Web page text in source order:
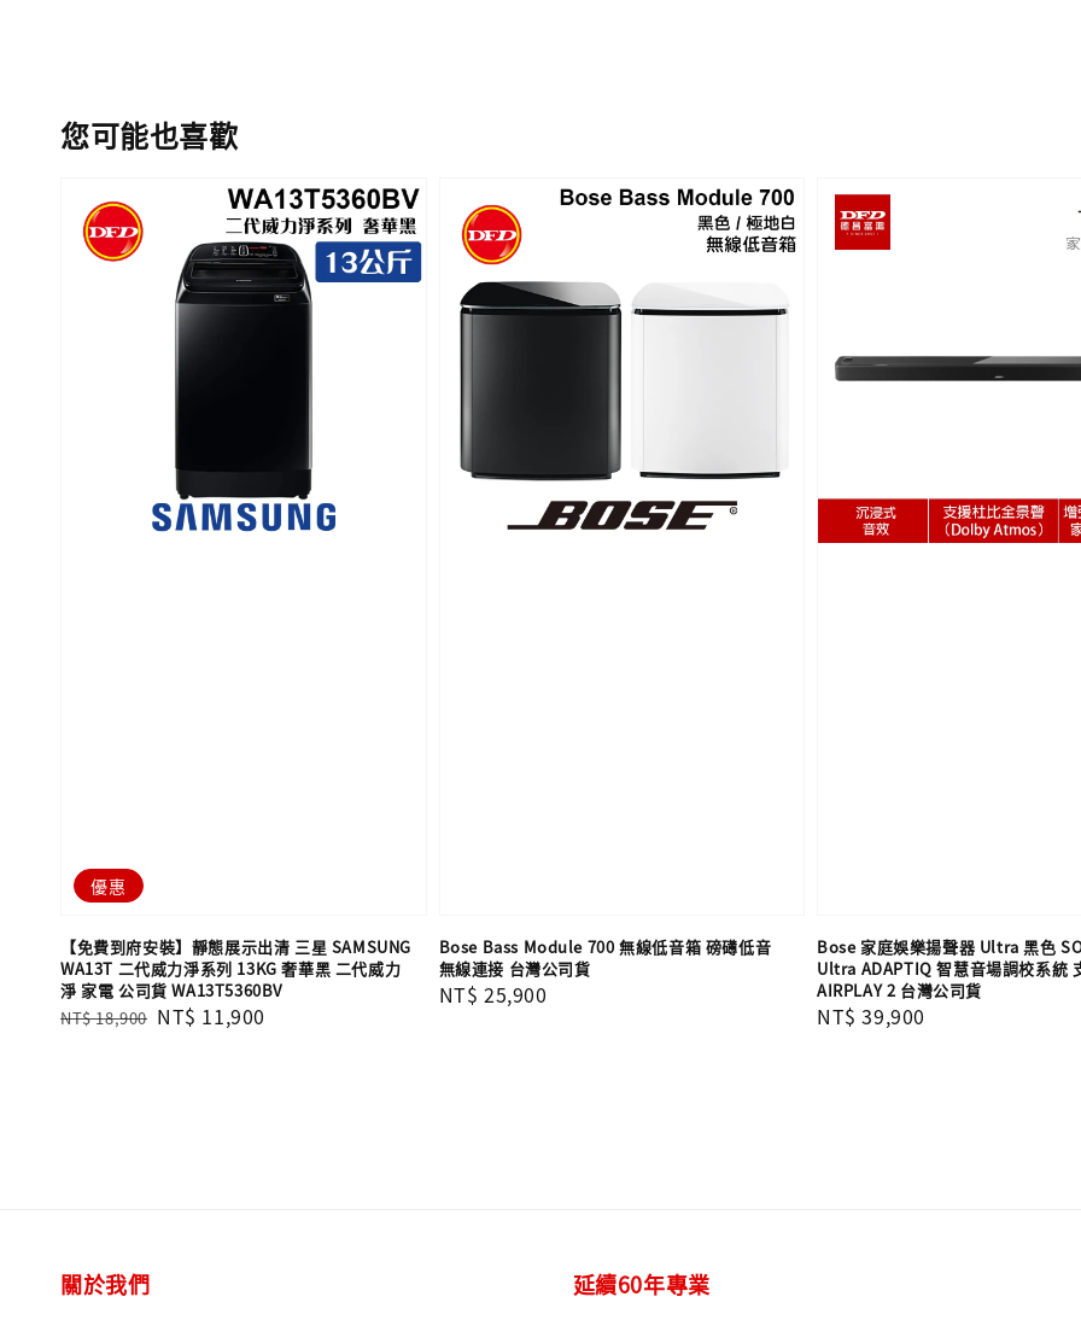
您可能也喜歡
優惠
【免費到府安裝】靜態展示出清 三星 SAMSUNG
WA13T 二代威力淨系列 13KG 奢華黑 二代威力
淨 家電 公司貨 WA13T5360BV
Regular
NT$ 18,900 Sale
NT$ 11,900
Bose Bass Module 700 無線低音箱 磅礡低音
無線連接 台灣公司貨
Regular
NT$ 25,900
Bose 家庭娛樂揚聲器 Ultra 黑色
Ultra ADAPTIQ 智慧音場調校系統
AIRPLAY 2 台灣公司貨
Regular
NT$ 39,900
關於我們 延續60年專業